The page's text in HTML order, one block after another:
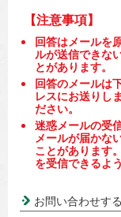
【注意事項】
回答はメールを
ルが送信できな
とがあります。
回答のメールは
レスにお送りし
ださい。
迷惑メールの受
メールが届かな
ことがありま
を受信できるよ
お問い合わせす